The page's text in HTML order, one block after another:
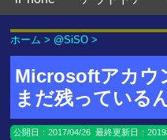
ホーム > @SiSO >
Microsoftアカウ
まだ残っている
公開日： 2017/04/26 最終更新日：